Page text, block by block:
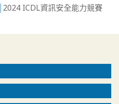
2024 ICDL資訊安全能力競賽